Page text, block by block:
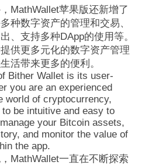
MathWallet苹果版还新增了
种数字资产的管理和交易、
、支持多种DApp的使用等。
供更多元化的数字资产管理
活带来更多的便利。
Bither Wallet is its user-
you are an experienced
world of cryptocurrency,
be intuitive and easy to
your Bitcoin assets,
and monitor the value of
the app.
MathWallet一直在不断探索